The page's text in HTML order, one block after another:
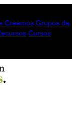
Creemos Grupos de
Cursos